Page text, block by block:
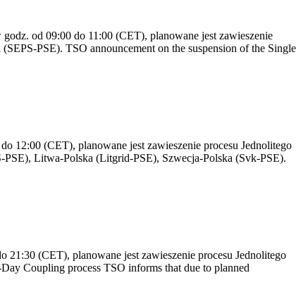
od 09:00 do 11:00 (CET), planowane jest zawieszenie
PSE). TSO announcement on the suspension of the Single
12:00 (CET), planowane jest zawieszenie procesu Jednolitego
Litwa-Polska (Litgrid-PSE), Szwecja-Polska (Svk-PSE).
(CET), planowane jest zawieszenie procesu Jednolitego
Coupling process TSO informs that due to planned